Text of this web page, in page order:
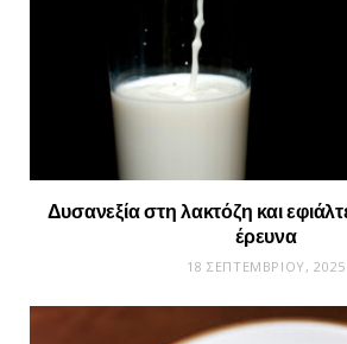
Δυσανεξία στη λακτόζη και
έρευνα
18 ΣΕΠΤΕΜΒΡΊΟΥ, 2025